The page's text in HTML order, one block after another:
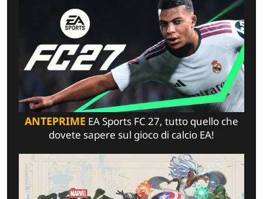
ANTEPRIME EA Sports FC 27, tutto quello che
dovete sapere sul gioco di calcio EA!